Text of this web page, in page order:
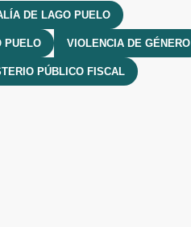
DE LAGO PUELO
PUELO VIOLENCIA DE GÉNERO
PÚBLICO FISCAL